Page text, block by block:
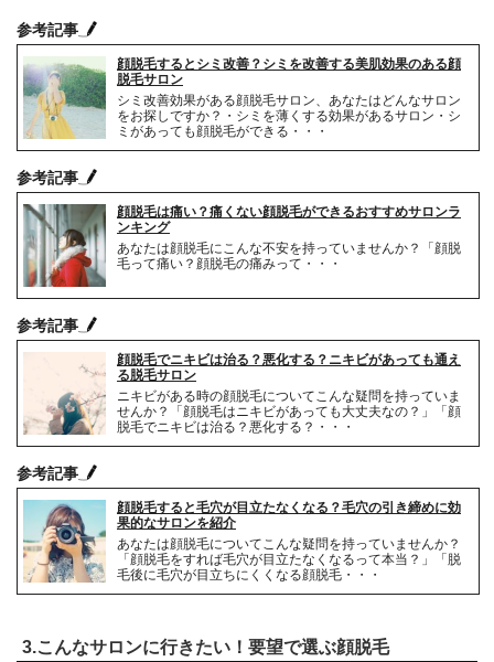
参考記事
顔脱毛するとシミ改善？シミを改善する美肌効果のある顔
脱毛サロン
シミ改善効果がある顔脱毛サロン、あなたはどんなサロン
をお探しですか？・シミを薄くする効果があるサロン・シ
ミがあっても顔脱毛ができる・・・
参考記事
顔脱毛は痛い？痛くない顔脱毛ができるおすすめサロンラ
ンキング
あなたは顔脱毛にこんな不安を持っていませんか？「顔脱
毛って痛い？顔脱毛の痛みって・・・
参考記事
顔脱毛でニキビは治る？悪化する？ニキビがあっても通え
る脱毛サロン
ニキビがある時の顔脱毛についてこんな疑問を持っていま
せんか？「顔脱毛はニキビがあっても大丈夫なの？」「顔
脱毛でニキビは治る？悪化する？・・・
参考記事
顔脱毛すると毛穴が目立たなくなる？毛穴の引き締めに効
果的なサロンを紹介
あなたは顔脱毛についてこんな疑問を持っていませんか？
「顔脱毛をすれば毛穴が目立たなくなるって本当？」「脱
毛後に毛穴が目立ちにくくなる顔脱毛・・・
3.こんなサロンに行きたい！要望で選ぶ顔脱毛